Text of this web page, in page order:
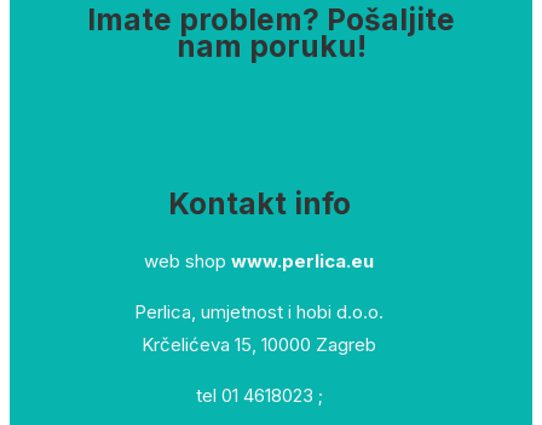
Imate problem? Pošaljite
nam poruku!
Kontakt info
web shop www.perlica.eu
Perlica, umjetnost i hobi d.o.o.
Krčelićeva 15, 10000 Zagreb
tel 01 4618023 ;